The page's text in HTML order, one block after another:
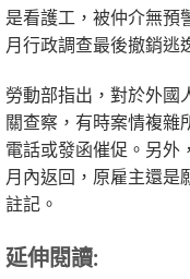
是看護工，被仲介無預
月行政調查最後撤銷逃
勞動部指出，對於外國
關查察，有時案情複雜
電話或發函催促。另外
月內返回，原雇主還是
註記。
延伸閱讀: